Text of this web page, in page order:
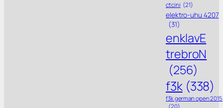
ctcini (21)
elektro-uhu 4207
(31)
enklavE
trebroN
(256)
f3k (338)
f3k german open 2015
(20)